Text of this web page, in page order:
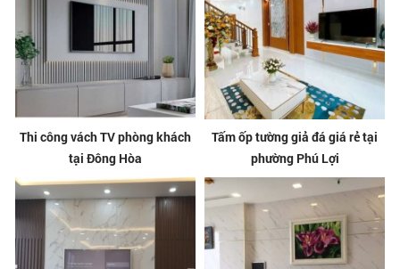
Thi công vách TV phòng khách
tại Đông Hòa
Tấm ốp tường giả đá giá rẻ tại
phường Phú Lợi